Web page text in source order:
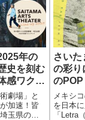
年の
史を刻む
感ワクワ
劇場」と
加速！皆
玉県の芸
さいた
の彩り
の
定オー
メキシ
を日本
「Letra